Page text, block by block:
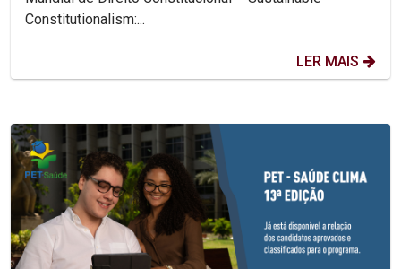
Constitutionalism:...
LER MAIS